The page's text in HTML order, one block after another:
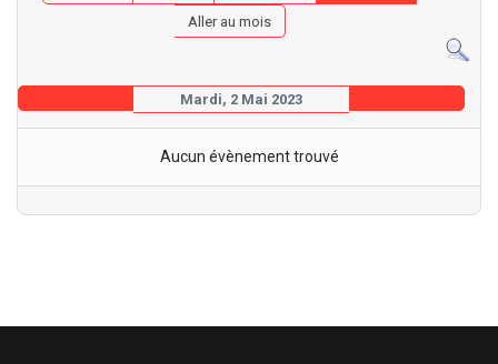
Aller au mois
Mardi, 2 Mai 2023
Aucun évènement trouvé